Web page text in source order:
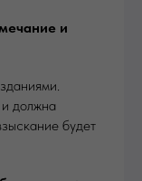
и
должна
будет